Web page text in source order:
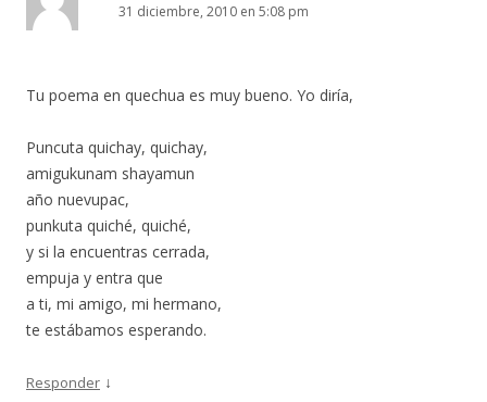
31 diciembre, 2010 en 5:08 pm
Tu poema en quechua es muy bueno. Yo diría,
Puncuta quichay, quichay,
amigukunam shayamun
año nuevupac,
punkuta quiché, quiché,
y si la encuentras cerrada,
empuja y entra que
a ti, mi amigo, mi hermano,
te estábamos esperando.
Responder ↓